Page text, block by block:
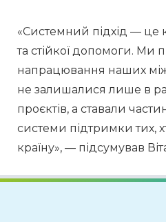
«Системний підхід — це
та стійкої допомоги. Ми
напрацювання наших
не залишалися лише в
проєктів, а ставали
системи підтримки тих,
країну», — підсумував